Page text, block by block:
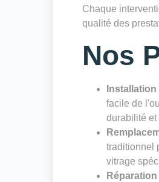
Chaque
qualité des
Nos
facile de
durabilité et
traditionnel
vitrage